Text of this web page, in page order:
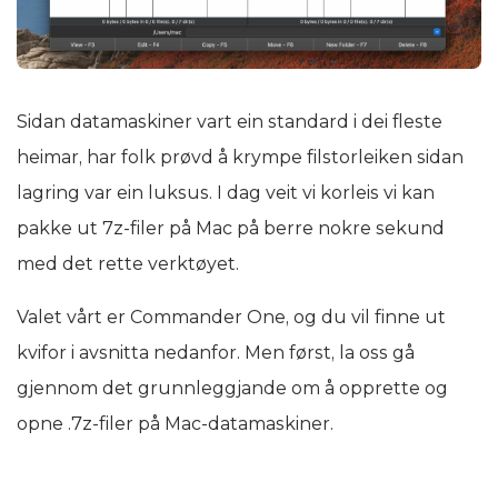
Sidan datamaskiner vart ein standard i dei fleste
heimar, har folk prøvd å krympe filstorleiken sidan
lagring var ein luksus. I dag veit vi korleis vi kan
pakke ut 7z-filer på Mac på berre nokre sekund
med det rette verktøyet.
Valet vårt er Commander One, og du vil finne ut
kvifor i avsnitta nedanfor. Men først, la oss gå
gjennom det grunnleggjande om å opprette og
opne .7z-filer på Mac-datamaskiner.